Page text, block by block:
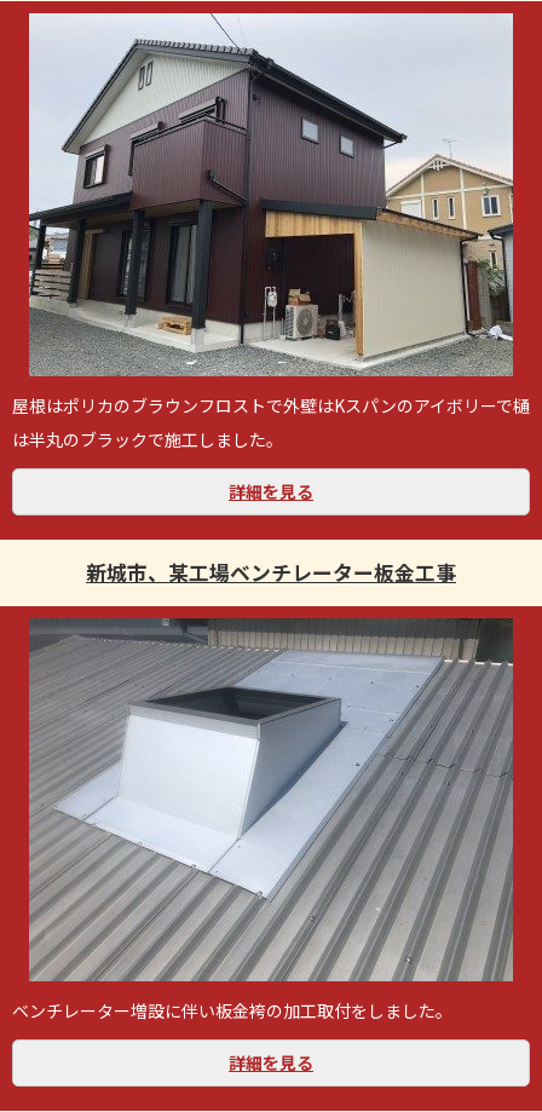
屋根はポリカのブラウンフロストで外壁はKスパンのアイボリーで樋
は半丸のブラックで施工しました。
詳細を見る
新城市、某工場ベンチレーター板金工事
ベンチレーター増設に伴い板金袴の加工取付をしました。
詳細を見る